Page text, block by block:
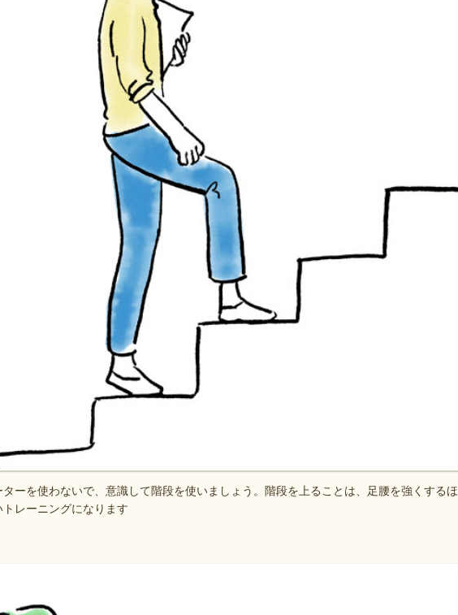
ーを使わないで、意識して階段を使いましょう。階段を上ることは、足腰を強くするほ
レーニングになります